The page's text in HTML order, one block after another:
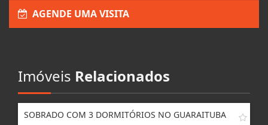
AGENDE UMA VISITA
Imóveis Relacionados
SOBRADO COM 3 DORMITÓRIOS NO GUARAITUBA